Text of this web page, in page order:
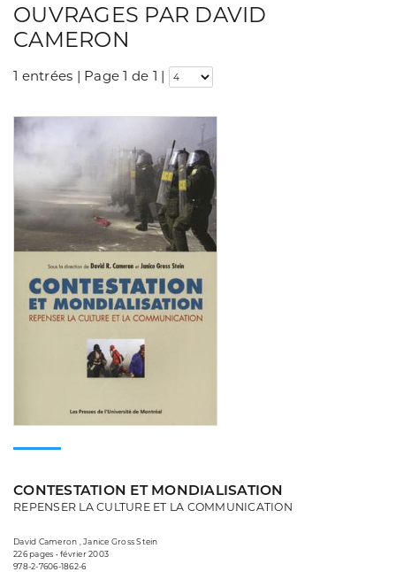
OUVRAGES PAR DAVID
CAMERON
1 entrées | Page 1 de 1 |
CONTESTATION ET MONDIALISATION
REPENSER LA CULTURE ET LA COMMUNICATION
David Cameron , Janice Gross Stein
226 pages • février 2003
978-2-7606-1862-6